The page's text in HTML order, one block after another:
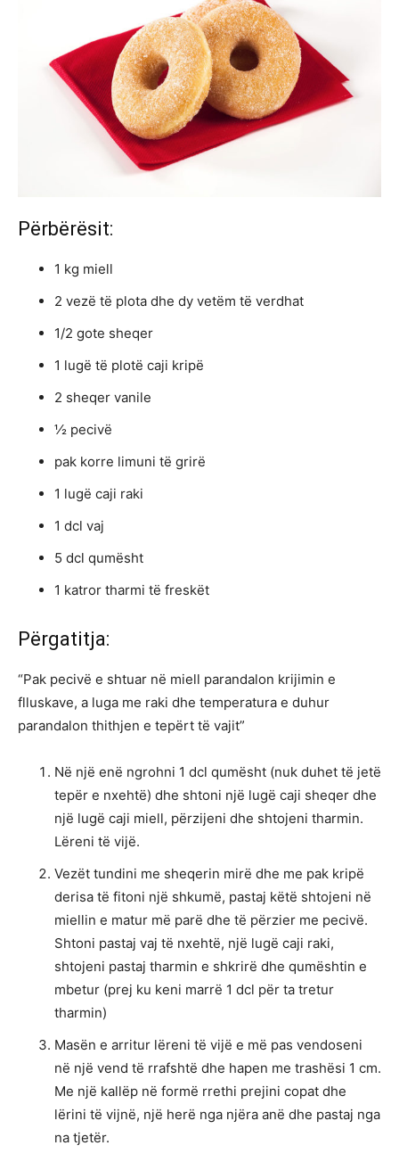
Përbërësit:
1 kg miell
2 vezë të plota dhe dy vetëm të verdhat
1/2 gote sheqer
1 lugë të plotë caji kripë
2 sheqer vanile
½ pecivë
pak korre limuni të grirë
1 lugë caji raki
1 dcl vaj
5 dcl qumësht
1 katror tharmi të freskët
Përgatitja:
“Pak pecivë e shtuar në miell parandalon krijimin e
flluskave, a luga me raki dhe temperatura e duhur
parandalon thithjen e tepërt të vajit”
Në një enë ngrohni 1 dcl qumësht (nuk duhet të jetë
tepër e nxehtë) dhe shtoni një lugë caji sheqer dhe
një lugë caji miell, përzijeni dhe shtojeni tharmin.
Lëreni të vijë.
Vezët tundini me sheqerin mirë dhe me pak kripë
derisa të fitoni një shkumë, pastaj këtë shtojeni në
miellin e matur më parë dhe të përzier me pecivë.
Shtoni pastaj vaj të nxehtë, një lugë caji raki,
shtojeni pastaj tharmin e shkrirë dhe qumështin e
mbetur (prej ku keni marrë 1 dcl për ta tretur
tharmin)
Masën e arritur lëreni të vijë e më pas vendoseni
në një vend të rrafshtë dhe hapen me trashësi 1 cm.
Me një kallëp në formë rrethi prejini copat dhe
lërini të vijnë, një herë nga njëra anë dhe pastaj nga
na tjetër.